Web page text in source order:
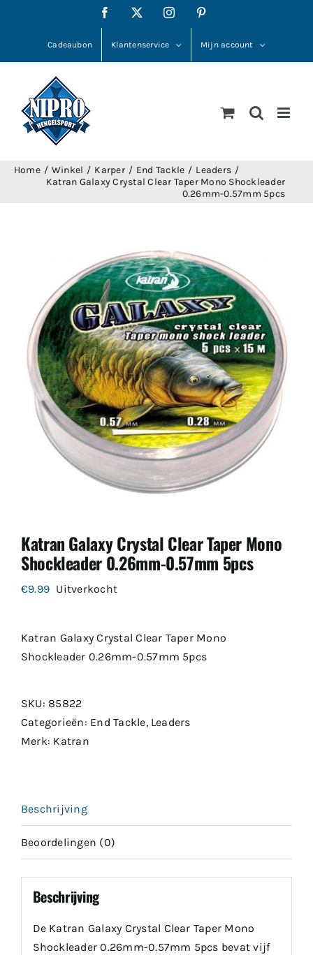
Facebook Instagram
Cadeaubon Klantenservice Mijn account
Home Winkel Karper End Tackle
Leaders
Katran Galaxy Crystal Clear Taper Mono Shockleader
0.26mm-0.57mm 5pcs
Katran Galaxy Crystal Clear Taper Mono
Shockleader 0.26mm-0.57mm 5pcs
€9.99 Uitverkocht
Katran Galaxy Crystal Clear Taper Mono
Shockleader 0.26mm-0.57mm 5pcs
SKU: 85822
Categorieën: End Tackle, Leaders
Merk: Katran
Beschrijving
Beoordelingen (0)
Beschrijving
De Katran Galaxy Crystal Clear Taper Mono
Shockleader 0.26mm-0.57mm 5pcs bevat vijf